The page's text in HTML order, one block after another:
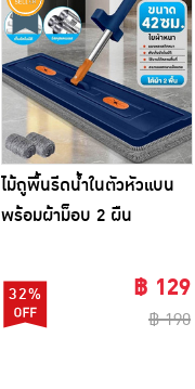
ไม้ถูพื้นรีดน้ำในตัวหัวแบน
พร้อมผ้าม็อบ 2 ผืน
32% ฿ 129
฿ 190